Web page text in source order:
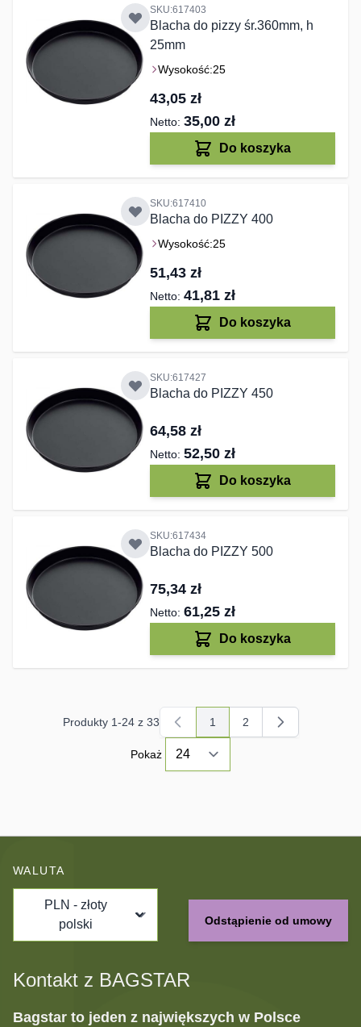
SKU:617403
Blacha do pizzy śr.360mm, h
25mm
Wysokość:25
43,05 zł
35,00 zł
Do koszyka
SKU:617410
Blacha do PIZZY 400
Wysokość:25
51,43 zł
41,81 zł
Do koszyka
SKU:617427
Blacha do PIZZY 450
64,58 zł
52,50 zł
Do koszyka
SKU:617434
Blacha do PIZZY 500
75,34 zł
61,25 zł
Do koszyka
Produkty 1-24z 33
Aktualnie czytasz stronę
1
Strona
2
Pokaż
WALUTA
PLN - złoty
polski
Odstąpienie od umowy
Kontakt z BAGSTAR
Bagstar to jeden z największych w Polsce